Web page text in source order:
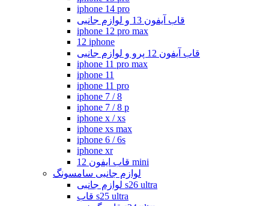
iphone 14 pro
قاب آیفون 13 و لوازم جانبی
iphone 12 pro max
12 iphone
قاب آیفون 12 پرو و لوازم جانبی
iphone 11 pro max
iphone 11
iphone 11 pro
iphone 7 / 8
iphone 7 / 8 p
iphone x / xs
iphone xs max
iphone 6 / 6s
iphone xr
قاب ایفون 12 mini
لوازم جانبی سامسونگ
لوازم جانبی s26 ultra
قاب s25 ultra